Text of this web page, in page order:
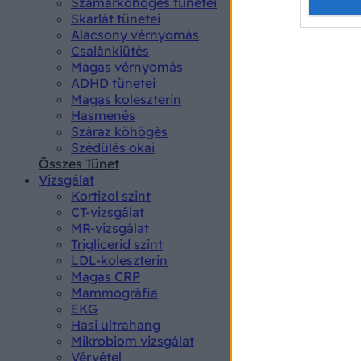
Skarlát tünetei
Alacsony vérnyomás
Csalánkiütés
Magas vérnyomás
ADHD tünetei
Magas koleszterin
Hasmenés
Száraz köhögés
Szédülés okai
Összes Tünet
Vizsgálat
Kortizol szint
CT-vizsgálat
MR-vizsgálat
Triglicerid szint
LDL-koleszterin
Magas CRP
Mammográfia
EKG
Hasi ultrahang
Mikrobiom vizsgálat
Vérvétel